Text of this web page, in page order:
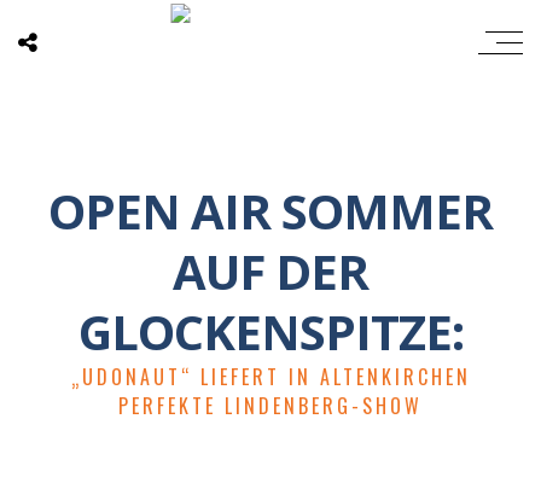
OPEN AIR SOMMER
AUF DER
GLOCKENSPITZE:
„UDONAUT“ LIEFERT IN ALTENKIRCHEN
PERFEKTE LINDENBERG-SHOW